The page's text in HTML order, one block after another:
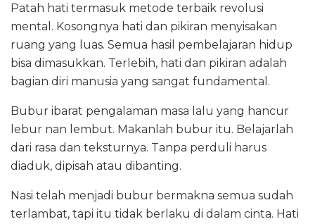
Patah hati termasuk metode terbaik revolusi
mental. Kosongnya hati dan pikiran menyisakan
ruang yang luas. Semua hasil pembelajaran hidup
bisa dimasukkan. Terlebih, hati dan pikiran adalah
bagian diri manusia yang sangat fundamental.
Bubur ibarat pengalaman masa lalu yang hancur
lebur nan lembut. Makanlah bubur itu. Belajarlah
dari rasa dan teksturnya. Tanpa perduli harus
diaduk, dipisah atau dibanting.
Nasi telah menjadi bubur bermakna semua sudah
terlambat, tapi itu tidak berlaku di dalam cinta. Hati